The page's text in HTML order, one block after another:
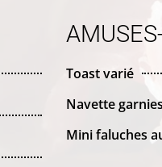
Toast varié
Navette
Mini faluches